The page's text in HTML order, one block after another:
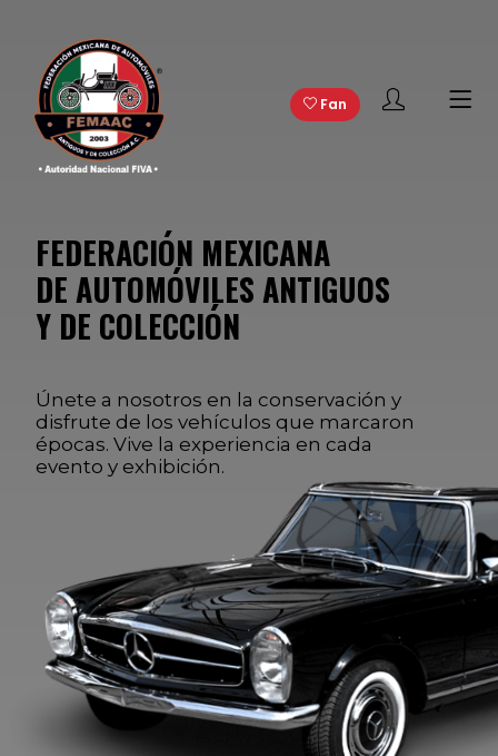
Fan
FEDERACIÓN MEXICANA
DE AUTOMÓVILES ANTIGUOS
Y DE COLECCIÓN
Únete a nosotros en la conservación y
disfrute de los vehículos que marcaron
épocas. Vive la experiencia en cada
evento y exhibición.